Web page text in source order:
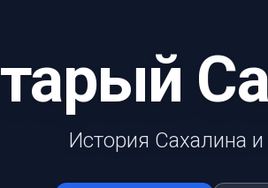
История Сахалина